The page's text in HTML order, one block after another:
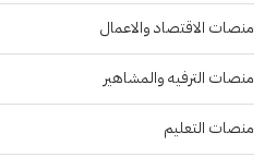
منصات الاقتصاد والاعمال
منصات الترفيه والمشاهير
منصات التعليم